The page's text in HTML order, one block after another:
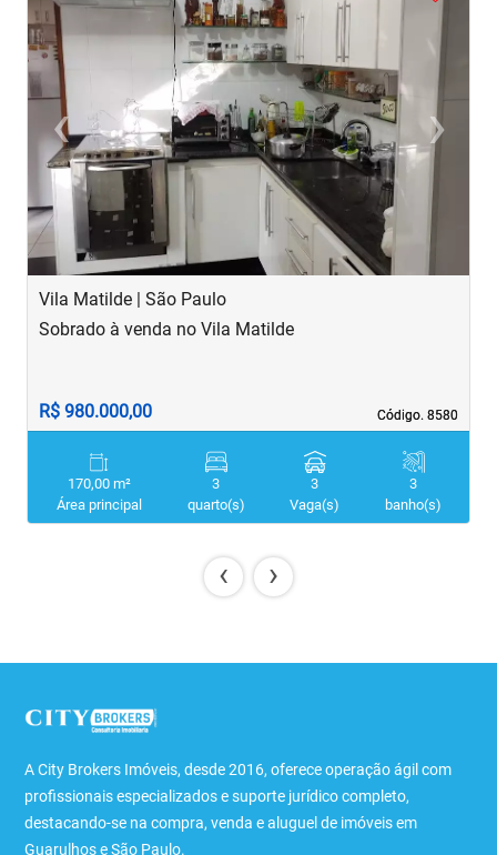
‹Previous ›Next
Vila Matilde | São Paulo
Código. 8580
Código. 8580
Sobrado à venda no Vila Matilde
R$ 980.000,00
170,00 m²
Área principal
3
quarto(s)
3
Vaga(s)
3
banho(s)
‹ ›
A City Brokers Imóveis, desde 2016, oferece operação ágil com
profissionais especializados e suporte jurídico completo,
destacando-se na compra, venda e aluguel de imóveis em
Guarulhos e São Paulo.